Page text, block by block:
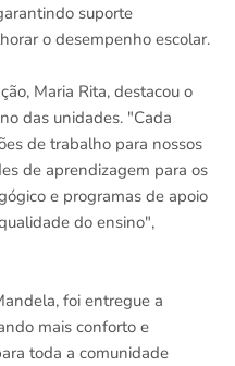
suporte
o desempenho escolar.
Maria Rita, destacou o
das unidades. "Cada
de trabalho para nossos
de aprendizagem para os
e programas de apoio
do ensino",
foi entregue a
mais conforto e
toda a comunidade